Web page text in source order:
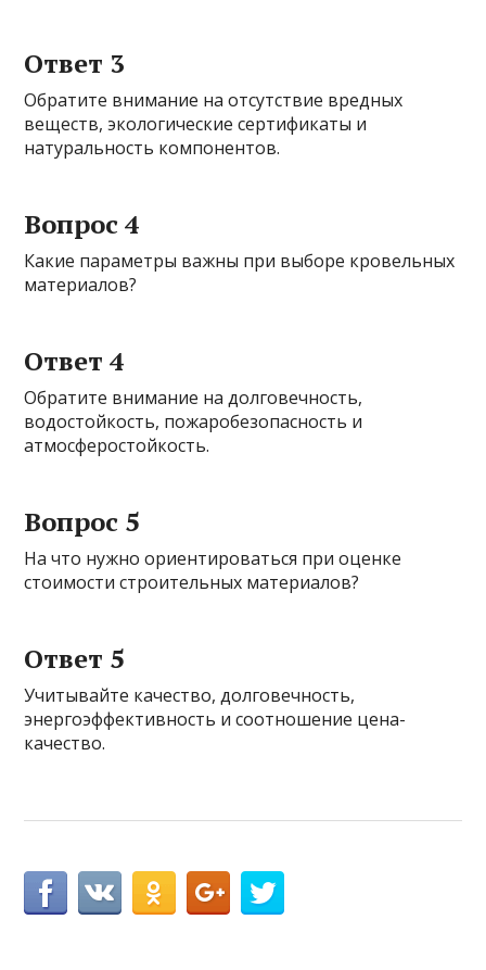
Ответ 3
Обратите внимание на отсутствие вредных
веществ, экологические сертификаты и
натуральность компонентов.
Вопрос 4
Какие параметры важны при выборе кровельных
материалов?
Ответ 4
Обратите внимание на долговечность,
водостойкость, пожаробезопасность и
атмосферостойкость.
Вопрос 5
На что нужно ориентироваться при оценке
стоимости строительных материалов?
Ответ 5
Учитывайте качество, долговечность,
энергоэффективность и соотношение цена-
качество.